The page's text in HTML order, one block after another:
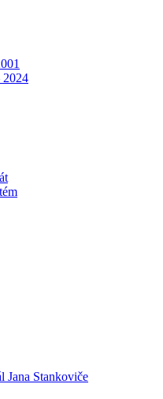
2024
Jana Stankoviče